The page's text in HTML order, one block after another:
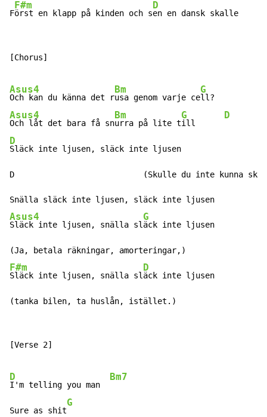
F
F#m
örst en klapp på kinden och s
D
en en dansk skalle
[Chorus]
Asus4
Och kan du känna det r
Bm
usa genom varje ce
G
ll?
Asus4
Och låt det bara få sn
Bm
urra på lite t
G
ill
D
D
Släck inte ljusen, släck inte ljusen
D                           (Skulle du inte kunna
Asus4
Släck inte ljusen, snälla sl
G
äck inte ljusen
F#m
Släck inte ljusen, snälla sl
D
äck inte ljusen
(tanka bilen, ta huslån, istället.)
[Verse 2]
D
I'm telling you man
Bm7
Sure as shit
G